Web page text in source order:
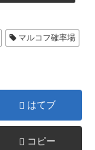
マルコフ確率場
はてブ
コピー